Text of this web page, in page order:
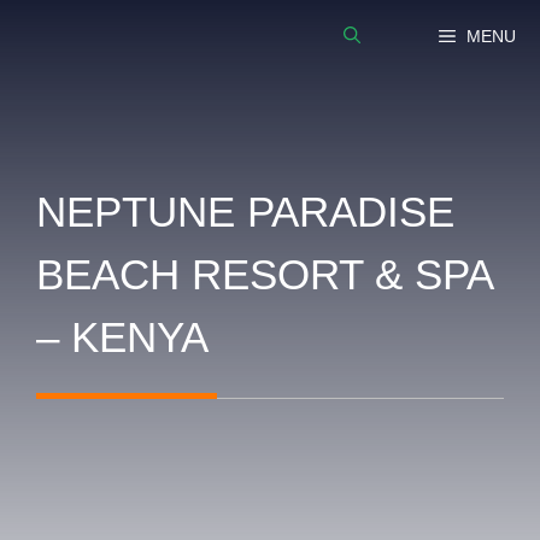
MENU
NEPTUNE PARADISE
BEACH RESORT & SPA
– KENYA